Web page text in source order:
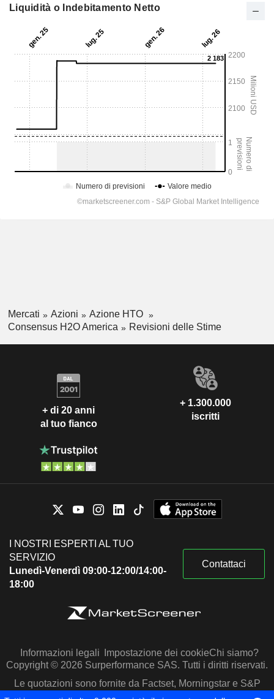
Liquidità o Indebitamento Netto
Mercati Azioni
Azione HTO
Consensus H2O America
Revisioni delle Stime
+ di 20 anni
al tuo fianco
+ 1.300.000
iscritti
I NOSTRI ESPERTI AL TUO
SERVIZIO
Lunedì-Venerdì 09:00-12:00/14:00-
18:00
Contattaci
Informazioni legali Impostazione dei cookieChi siamo?
Copyright © 2026 Surperformance SAS. Tutti i diritti riservati.
Le quotazioni sono fornite da Factset, Morningstar e S&P
Capital IQ